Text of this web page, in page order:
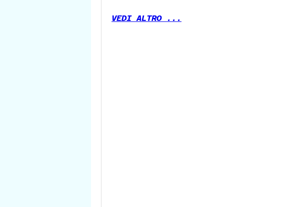
VEDI ALTRO ...